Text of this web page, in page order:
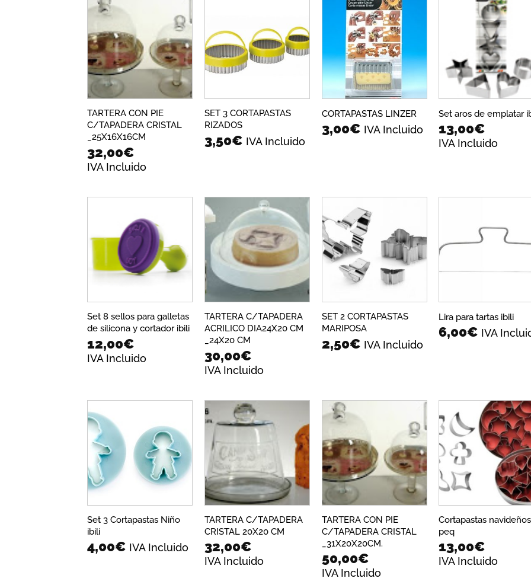
Añadir
a la
lista de
deseos
TARTERA CON PIE
C/TAPADERA CRISTAL
_25X16X16CM
32,00€
IVA Incluido
Añadir
a la
lista de
deseos
SET 3 CORTAPASTAS
RIZADOS
3,50€ IVA Incluido
Añadir
a la
lista de
deseos
CORTAPASTAS LINZER
3,00€ IVA Incluido
deseos
Set aros de emplatar
13,00€
IVA Incluido
Añadir
lista de
deseos
Set 8 sellos para galletas
de silicona y cortador ibili
12,00€
IVA Incluido
Añadir
a la
lista de
deseos
TARTERA C/TAPADERA
ACRILICO DIA24X20 CM
_24X20 CM
30,00€
IVA Incluido
Añadir
a la
lista de
deseos
SET 2 CORTAPASTAS
MARIPOSA
2,50€ IVA Incluido
a la
Lira para tartas ibili
6,00€ IVA
Añadir
a la
lista de
deseos
Set 3 Cortapastas Niño
ibili
4,00€ IVA Incluido
Añadir
a la
lista de
deseos
TARTERA C/TAPADERA
CRISTAL 20X20 CM
32,00€
IVA Incluido
Añadir
a la
lista de
deseos
TARTERA CON PIE
C/TAPADERA CRISTAL
_31X20X20CM.
50,00€
IVA Incluido
a la
lista
Cortapastas navideños
peq
13,00€
IVA Incluido